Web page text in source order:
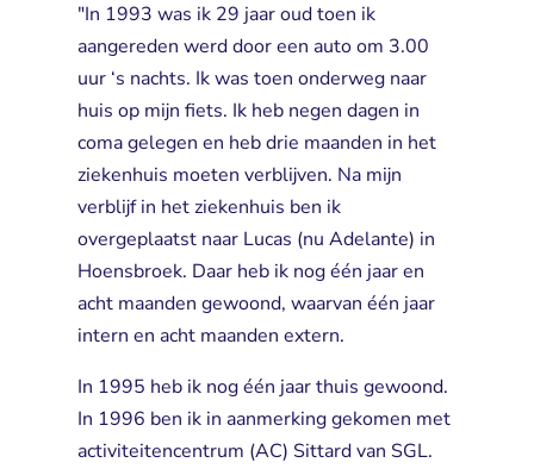
"In 1993 was ik 29 jaar oud toen ik
aangereden werd door een auto om 3.00
uur ‘s nachts. Ik was toen onderweg naar
huis op mijn fiets. Ik heb negen dagen in
coma gelegen en heb drie maanden in het
ziekenhuis moeten verblijven. Na mijn
verblijf in het ziekenhuis ben ik
overgeplaatst naar Lucas (nu Adelante) in
Hoensbroek. Daar heb ik nog één jaar en
acht maanden gewoond, waarvan één jaar
intern en acht maanden extern.
In 1995 heb ik nog één jaar thuis gewoond.
In 1996 ben ik in aanmerking gekomen met
activiteitencentrum (AC) Sittard van SGL.